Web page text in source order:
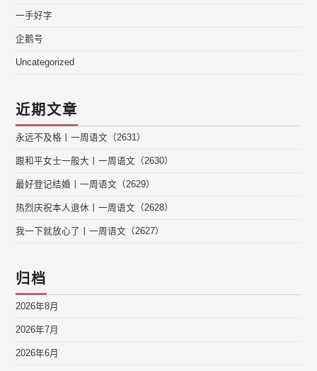
一手好字
企鹅号
Uncategorized
近期文章
永远不及格丨一周语文（2631）
跟和平女士一般大丨一周语文（2630）
最好登记结婚丨一周语文（2629）
热烈庆祝本人退休丨一周语文（2628）
我一下就放心了丨一周语文（2627）
归档
2026年8月
2026年7月
2026年6月